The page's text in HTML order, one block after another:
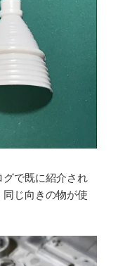
で既に紹介され
じ向きの物が使